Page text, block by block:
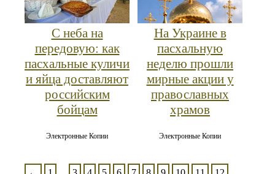
С неба на
передовую: как
пасхальные куличи
и яйца доставляют
российским
бойцам
Электронные Копии
На Украине в
пасхальную
неделю прошли
мирные акции у
православных
храмов
Электронные Копии